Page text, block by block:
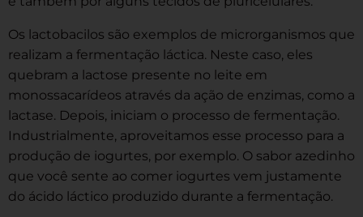
Os lactobacilos são exemplos de microrganismos que
realizam a fermentação láctica. Neste caso, eles
quebram a lactose presente no leite em
monossacarídeos através da ação de enzimas, como a
lactase. Depois, iniciam o processo de fermentação.
Industrialmente, aproveitamos esse processo para a
produção de iogurtes, por exemplo. O sabor azedinho
que você sente ao comer iogurtes vem justamente
do ácido láctico produzido durante a fermentação.